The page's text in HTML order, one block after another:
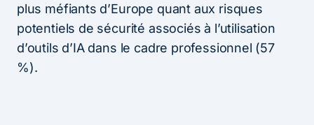
plus méfiants d’Europe quant aux risques
potentiels de sécurité associés à l’utilisation
d’outils d’IA dans le cadre professionnel (57
%).